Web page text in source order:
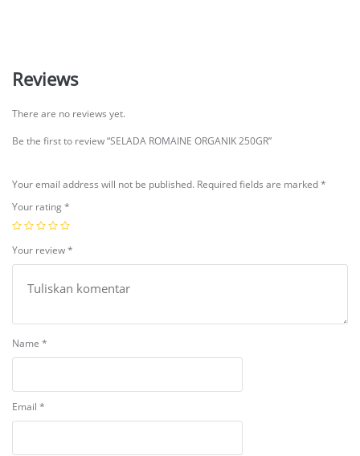
Reviews
There are no reviews yet.
Be the first to review “SELADA ROMAINE ORGANIK 250GR”
Your email address will not be published. Required fields are marked*
Your rating*
Your review*
Name *
Email *